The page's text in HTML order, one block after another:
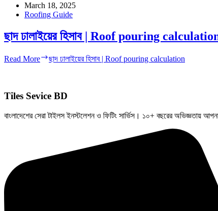
March 18, 2025
Roofing Guide
ছাদ ঢালাইয়ের হিসাব | Roof pouring
Read More ছাদ ঢালাইয়ের হিসাব | Roof pouring calculation
Tiles Sevice BD
বাংলাদেশের সেরা টাইলস ইনস্টলেশন ও ফিটিং সার্ভিস। ১০+ বছরের অভিজ্ঞতায়